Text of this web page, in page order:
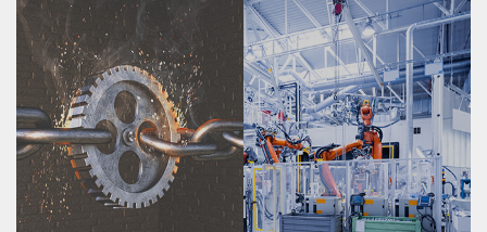
誉洋针对不同的工业困境及需
求，定制整套自动化打磨加工生
产线，以实现企业智能化革新
了解详细 >